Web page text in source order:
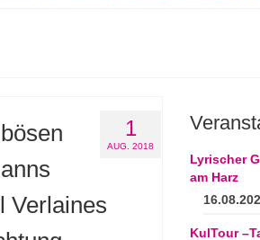
1
AUG. 2018
Verlaines
Lyrischer
am Harz
KulTour